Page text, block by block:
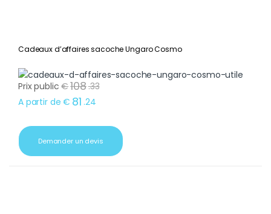
Cadeaux d’affaires sacoche Ungaro Cosmo
Prix public €108.33
A partir de € 81 .24
Demander un devis